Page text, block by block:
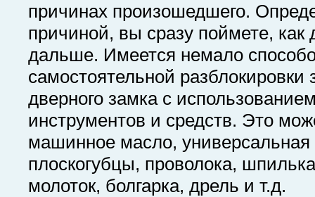
причинах произошедшего.
причиной, вы сразу поймете, как
дальше. Имеется немало
самостоятельной разблокировки
дверного замка с
инструментов и средств. Это
машинное масло, универсальная
плоскогубцы, проволока,
молоток, болгарка, дрель и т.д.